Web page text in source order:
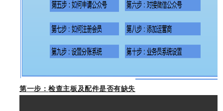
第一步：检查主板及配件是否有缺失